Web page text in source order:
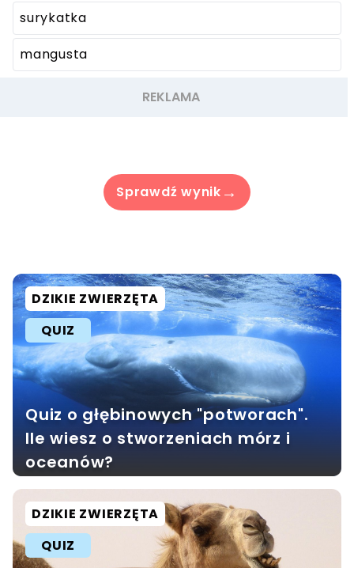
surykatka
mangusta
Sprawdź wynik →
DZIKIE ZWIERZĘTA
QUIZ
Quiz o głębinowych "potworach".
Ile wiesz o stworzeniach mórz i
oceanów?
DZIKIE ZWIERZĘTA
QUIZ